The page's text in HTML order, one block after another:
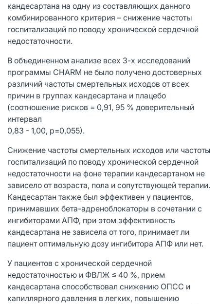
кандесартана на одну из составляющих данного
комбинированного критерия – снижение частоты
госпитализаций по поводу хронической сердечной
недостаточности.
В объединенном анализе всех 3-х исследований
программы CHARM не было получено достоверных
различий частоты смертельных исходов от всех
причин в группах кандесартана и плацебо
(соотношение рисков = 0,91, 95 % доверительный
интервал
0,83 - 1,00, р=0,055).
Снижение частоты смертельных исходов или частоты
госпитализаций по поводу хронической сердечной
недостаточности на фоне терапии кандесартаном не
зависело от возраста, пола и сопутствующей терапии.
Кандесартан также был эффективен у пациентов,
принимавших бета-адреноблокаторы в сочетании с
ингибиторами АПФ, при этом эффективность
кандесартана не зависела от того, принимает ли
пациент оптимальную дозу ингибитора АПФ или нет.
У пациентов с хронической сердечной
недостаточностью и ФВЛЖ ≤ 40 %, прием
кандесартана способствовал снижению ОПСС и
капиллярного давления в легких, повышению